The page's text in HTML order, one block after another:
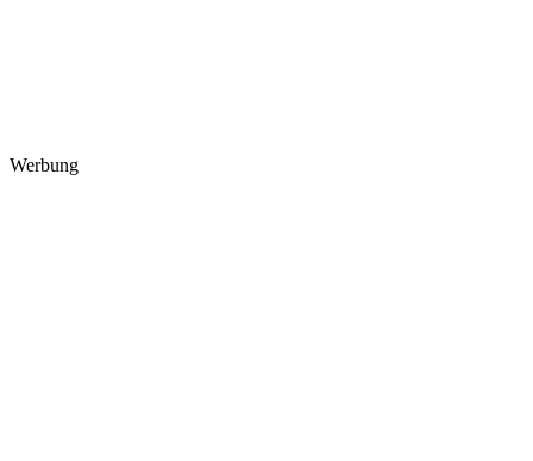
Werbung